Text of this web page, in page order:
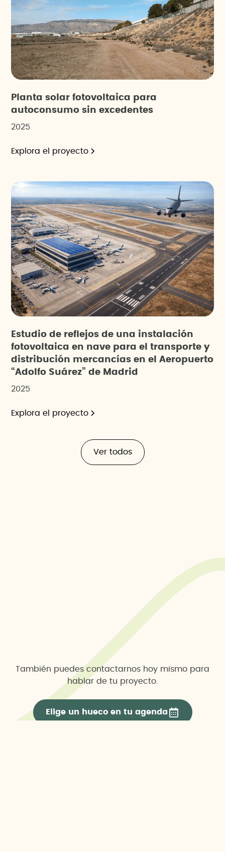
Planta solar fotovoltaica para
autoconsumo sin excedentes
2025
Explora el proyecto
Estudio de reflejos de una instalación
fotovoltaica en nave para el transporte y
distribución mercancías en el Aeropuerto
“Adolfo Suárez” de Madrid
2025
Explora el proyecto
Ver todos
También puedes contactarnos hoy mismo para
hablar de tu proyecto.
Elige un hueco en tu agenda